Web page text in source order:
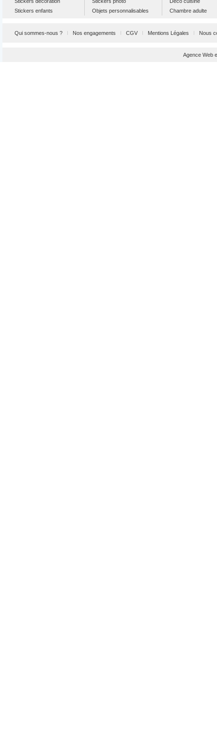
Stickers enfants
Objets personnalisables
Chambre adulte
Qui sommes-nous ? Nos engagements CGV Mentions Légales Nous
Agence Web